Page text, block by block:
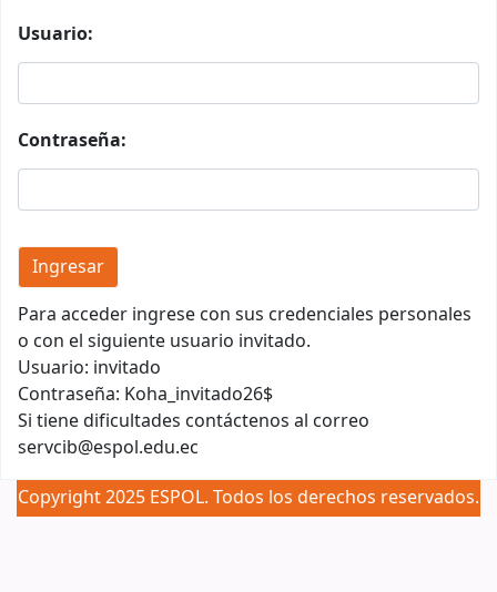
Usuario:
Contraseña:
Para acceder ingrese con sus credenciales personales
o con el siguiente usuario invitado.
Usuario: invitado
Contraseña: Koha_invitado26$
Si tiene dificultades contáctenos al correo
servcib@espol.edu.ec
Copyright 2025 ESPOL. Todos los derechos reservados.